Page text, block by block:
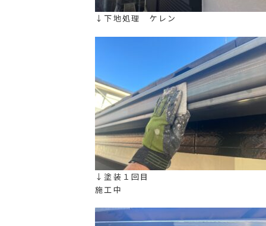
↓下地処理 ケレン
↓塗装１回目
施工中